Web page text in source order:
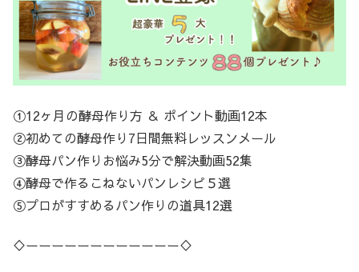
①12ヶ月の酵母作り方 ＆ ポイント動画12本
②初めての酵母作り7日間無料レッスンメール
③酵母パン作りお悩み5分で解決動画52集
④酵母で作るこねないパンレシピ５選
⑤プロがすすめるパン作りの道具12選
♢ーーーーーーーーーーーー♢